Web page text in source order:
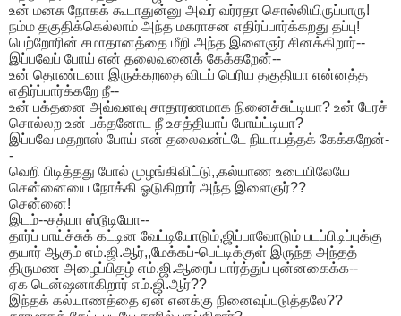
உன் மனசு நோகக் கூடாதுன்னு அவர் வர்ரதா சொல்லியிருப்பாரு!
நம்ம தகுதிக்கெல்லாம் அந்த மகராசன எதிர்ப்பார்க்கறது தப்பு!
பெற்றோரின் சமாதானத்தை மீறி அந்த இளைஞர் சினக்கிறார்--
இப்பவேப் போய் என் தலைவனைக் கேக்கறேன்--
உன் தொண்டனா இருக்கறதை விடப் பெரிய தகுதியா என்னத்த
எதிர்ப்பார்க்கறே நீ--
உன் பக்தனை அவ்வளவு சாதாரணமாக நினைச்சுட்டியா? உன் பேரச்
சொல்லற உன் பக்தனோட நீ உசத்தியாப் போய்ட்டியா?
இப்பவே மதறாஸ் போய் என் தலைவன்ட்டே நியாயத்தக் கேக்கறேன்-
-
வெறி பிடித்தது போல் முழங்கிவிட்டு,,கல்யாண உடையிலேயே
சென்னையை நோக்கி ஓடுகிறார் அந்த இளைஞர்??
சென்னை!
இடம்--சத்யா ஸ்டூடியோ--
தார்ப் பாய்ச்சுக் கட்டின வேட்டியோடும்,ஜிப்பாவோடும் படப்பிடிப்புக்கு
தயார் ஆகும் எம்.ஜி.ஆர்,,மேக்கப்-பெட்டிக்குள் இருந்த அந்தத்
திருமண அழைப்பிதழ் எம்.ஜி.ஆரைப் பார்த்துப் புன்னகைக்க--
ஏக டென்ஷனாகிறார் எம்.ஜி.ஆர்??
இந்தக் கல்யாணத்தை ஏன் எனக்கு நினைவுப்படுத்தலே??